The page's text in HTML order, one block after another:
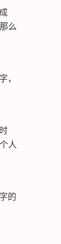
么
，
人
的